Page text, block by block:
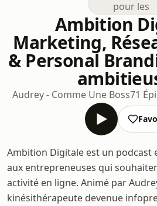
Ambition
Marketing,
& Personal
Audrey - Comme Une Boss71
Ambition Digitale est un podcast
aux entrepreneuses qui
activité en ligne. Animé par
kinésithérapeute devenue